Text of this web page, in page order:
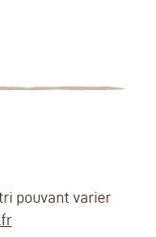
pouvant varier